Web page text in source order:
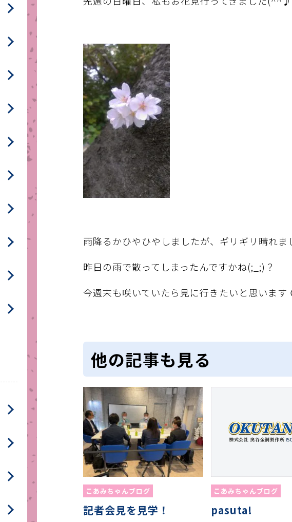
雨降るかひやひやしましたが、ギリギリ晴れ
昨日の雨で散ってしまったんですかね(;_;)？
今週末も咲いていたら見に行きたいと思います
他の記事も見る
こあみちゃんブログ
記者会見を見学！
こあみちゃんブログ
pasuta!